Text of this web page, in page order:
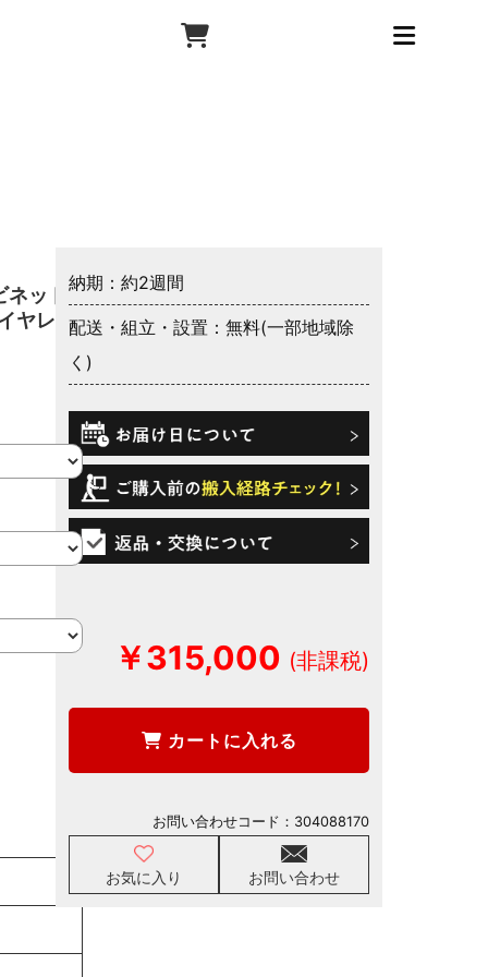
ット
ヤレス
納期：約2週間
配送・組立・設置：無料(一部地域除
く)
￥315,000
カートに入れる
お気に入り お問い合わせ
お問い合わせコード： 304088170